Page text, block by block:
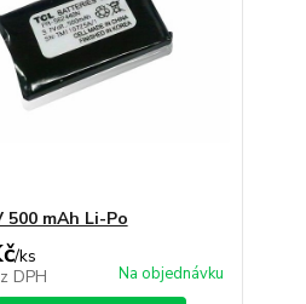
500 mAh Li-Po
/ks
DPH Na objednávku